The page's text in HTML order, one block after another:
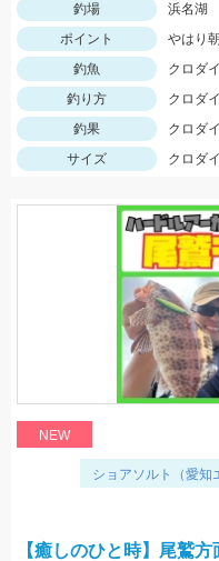
釣場
浜名湖
ポイント
やはり
釣魚
クロダイ
釣り方
クロダ
釣果
クロダ
サイズ
クロダ
NEW
ショアソルト（愛知
【癒しのひと時】尾鷲